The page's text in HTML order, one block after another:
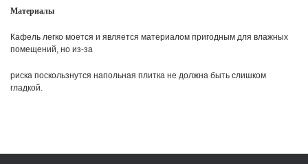
Материалы
Кафель легко моется и является материалом пригодным для влажных
помещений, но из-за
риска поскользнутся напольная плитка не должна быть слишком
гладкой.